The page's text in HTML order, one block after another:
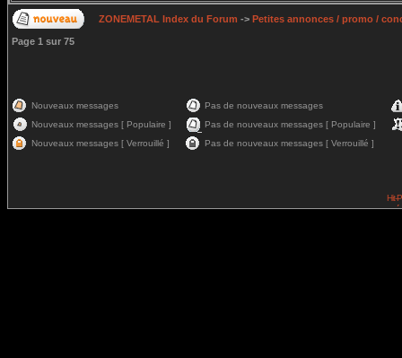
ZONEMETAL Index du Forum -> Petites annonces / promo /
Page 1 sur 75
Nouveaux messages
Pas de nouveaux messages
Nouveaux messages [ Populaire ]
Pas de nouveaux messages [ Populaire ]
Nouveaux messages [ Verrouillé ]
Pas de nouveaux messages [ Verrouillé ]